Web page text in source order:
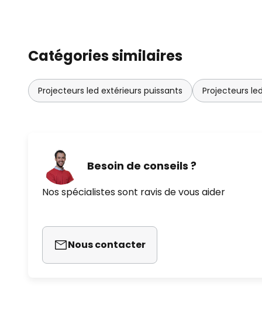
- Réglage crépusculaire : 2 à 2
- Fonctions : paramétrage de
fonction voisine, priorité
Catégories similaires
Projecteurs led extérieurs puissants Projecteurs
Besoin de conseils ?
Nos spécialistes sont ravis de vous aider
Nous contacter